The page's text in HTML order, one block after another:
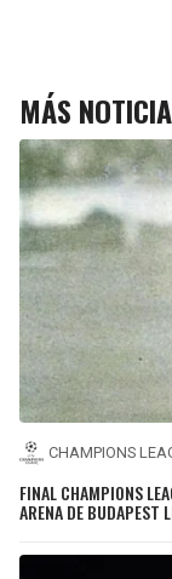
MÁS
CHAMPIONS
FINAL CHAMPIONS
ARENA DE BUDAPEST